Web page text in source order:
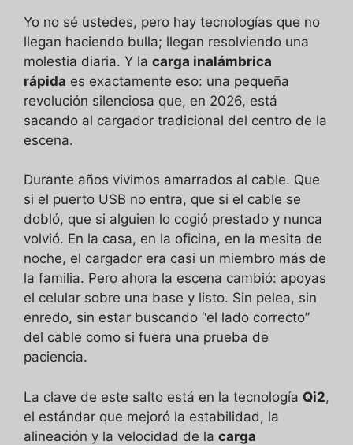
Yo no sé ustedes, pero hay tecnologías que no
llegan haciendo bulla; llegan resolviendo una
molestia diaria. Y la carga inalámbrica
rápida es exactamente eso: una pequeña
revolución silenciosa que, en 2026, está
sacando al cargador tradicional del centro de la
escena.
Durante años vivimos amarrados al cable. Que
si el puerto USB no entra, que si el cable se
dobló, que si alguien lo cogió prestado y nunca
volvió. En la casa, en la oficina, en la mesita de
noche, el cargador era casi un miembro más de
la familia. Pero ahora la escena cambió: apoyas
el celular sobre una base y listo. Sin pelea, sin
enredo, sin estar buscando “el lado correcto”
del cable como si fuera una prueba de
paciencia.
La clave de este salto está en la tecnología Qi2,
el estándar que mejoró la estabilidad, la
alineación y la velocidad de la carga